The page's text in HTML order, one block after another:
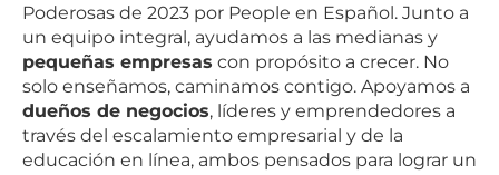
Poderosas de 2023 por People en Español. Junto a
un equipo integral, ayudamos a las medianas y
pequeñas empresas con propósito a crecer. No
solo enseñamos, caminamos contigo. Apoyamos a
dueños de negocios, líderes y emprendedores a
través del escalamiento empresarial y de la
educación en línea, ambos pensados para lograr un